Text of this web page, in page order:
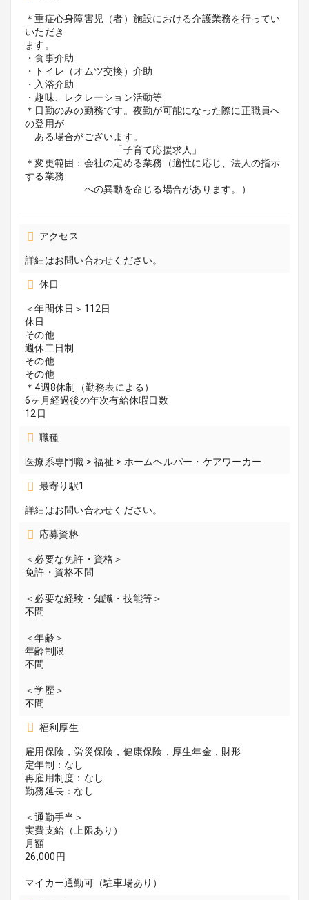
＊重症心身障害児（者）施設における介護業務を行ってい
いただき
ます。
・食事介助
・トイレ（オムツ交換）介助
・入浴介助
・趣味、レクレーション活動等
＊日勤のみの勤務です。夜勤が可能になった際に正職員へ
の登用が
ある場合がございます。
「子育て応援求人」
＊変更範囲：会社の定める業務（適性に応じ、法人の指示
する業務
への異動を命じる場合があります。）
アクセス
詳細はお問い合わせください。
休日
＜年間休日＞112日
休日
その他
週休二日制
その他
その他
＊4週8休制（勤務表による）
6ヶ月経過後の年次有給休暇日数
12日
職種
医療系専門職 > 福祉 > ホームヘルパー・ケアワーカー
最寄り駅1
詳細はお問い合わせください。
応募資格
＜必要な免許・資格＞
免許・資格不問
＜必要な経験・知識・技能等＞
不問
＜年齢＞
年齢制限
不問
＜学歴＞
不問
福利厚生
雇用保険，労災保険，健康保険，厚生年金，財形
定年制：なし
再雇用制度：なし
勤務延長：なし
＜通勤手当＞
実費支給（上限あり）
月額
26,000円
マイカー通勤可（駐車場あり）